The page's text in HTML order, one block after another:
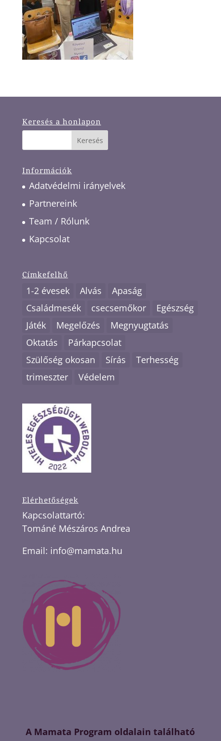
Keresés a honlapon
Információk
Adatvédelmi irányelvek
Partnereink
Team / Rólunk
Kapcsolat
Címkefelhő
1-2 évesek Alvás
Apaság
Családmesék
csecsemőkor
Egészség
Játék
Megelőzés
Megnyugtatás
Oktatás
Párkapcsolat
Szülőség okosan
Sírás
Terhesség
trimeszter
Védelem
Elérhetőségek
Kapcsolattartó:
Tománé Mészáros Andrea
Email: info@mamata.hu
A Mamata Program oldalain található